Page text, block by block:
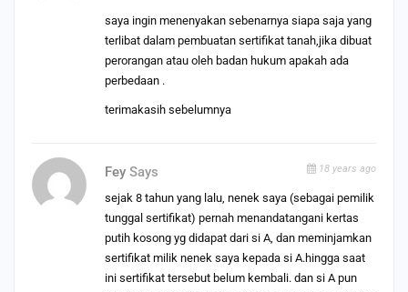
saya ingin menenyakan sebenarnya siapa saja yang
terlibat dalam pembuatan sertifikat tanah,jika dibuat
perorangan atau oleh badan hukum apakah ada
perbedaan .
terimakasih sebelumnya
Fey Says 18 years ago
sejak 8 tahun yang lalu, nenek saya (sebagai pemilik
tunggal sertifikat) pernah menandatangani kertas
putih kosong yg didapat dari si A, dan meminjamkan
sertifikat milik nenek saya kepada si A.hingga saat
ini sertifikat tersebut belum kembali. dan si A pun